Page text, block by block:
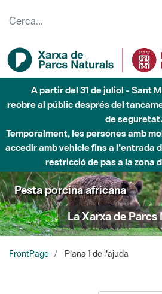
A partir del 31 de juliol - Sant
reobre al públic després del
de seguretat.
Temporalment, les persones amb
accedir amb vehicle fins a l'entrada
restricció de pas a la zona
Pesta porcina africana
La Xarxa de Parcs
FrontPage Plana 1 de l'ajuda